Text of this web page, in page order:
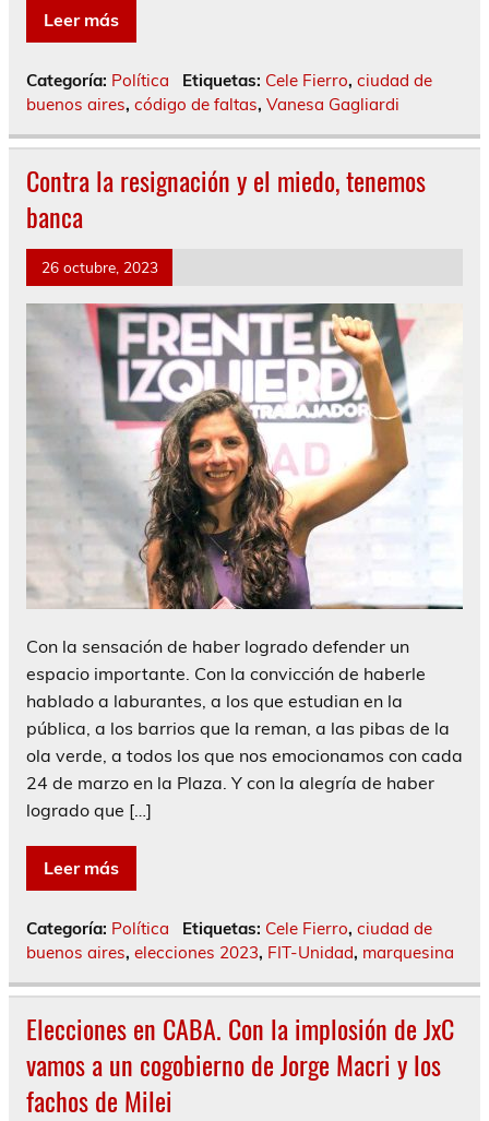
Leer más
Categoría: Política Etiquetas: Cele Fierro, ciudad de
buenos aires, código de faltas, Vanesa Gagliardi
Contra la resignación y el miedo, tenemos
banca
26 octubre, 2023
Con la sensación de haber logrado defender un
espacio importante. Con la convicción de haberle
hablado a laburantes, a los que estudian en la
pública, a los barrios que la reman, a las pibas de la
ola verde, a todos los que nos emocionamos con cada
24 de marzo en la Plaza. Y con la alegría de haber
logrado que […]
Leer más
Categoría: Política Etiquetas: Cele Fierro, ciudad de
buenos aires, elecciones 2023, FIT-Unidad, marquesina
Elecciones en CABA. Con la implosión de JxC
vamos a un cogobierno de Jorge Macri y los
fachos de Milei